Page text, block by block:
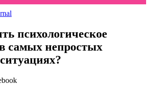
психологическое
самых непростых